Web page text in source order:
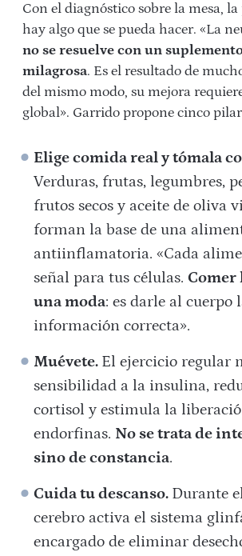
Con el diagnóstico sobre la mesa,
hay algo que se pueda hacer. «La
no se resuelve con un
milagrosa. Es el resultado de
del mismo modo, su mejora
global». Garrido propone cinco
Elige comida real y tómala
Verduras, frutas, legumbres,
frutos secos y aceite de oliva
forman la base de una
antiinflamatoria. «Cada
señal para tus células.Comer
una moda: es darle al cuerpo
información correcta».
Muévete. El ejercicio regular
sensibilidad a la insulina,
cortisol y estimula la
endorfinas. No se trata de
sino de constancia.
Cuida tu descanso. Durante
cerebro activa el sistema
encargado de eliminar